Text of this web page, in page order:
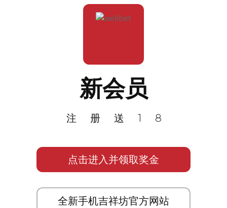
新会员
注册送18
点击进入并领取奖金
全新手机吉祥坊官方网站